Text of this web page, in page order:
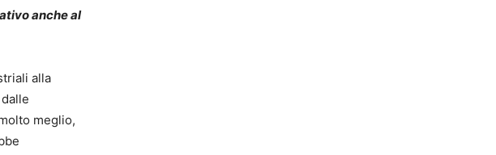
anche al
alla
meglio,